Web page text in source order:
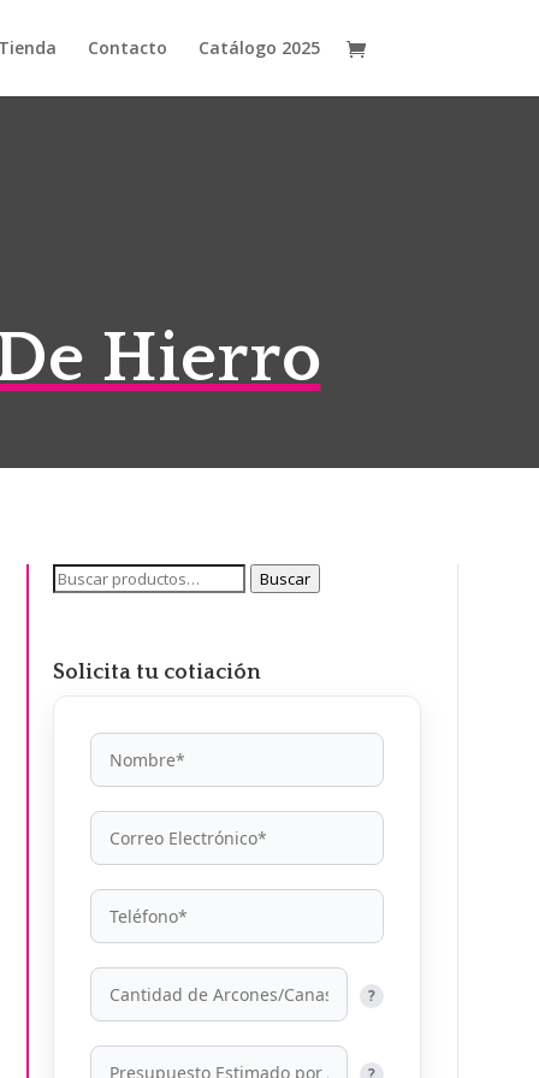
Contacto Catálogo 2025
Hierro
Buscar
Buscar
Solicita tu cotiación
?
?